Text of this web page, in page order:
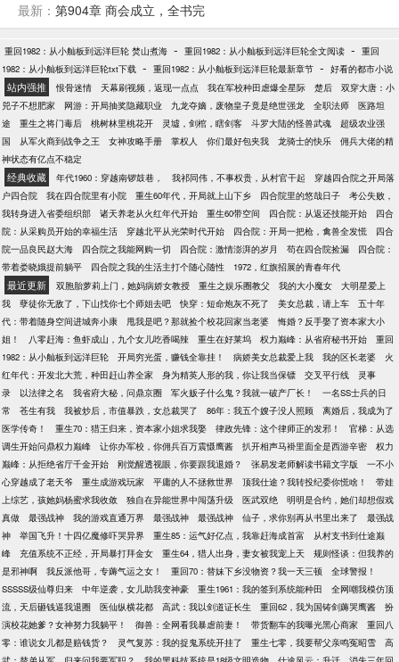
最新： 第904章 商会成立，全书完
重回1982：从小舢板到远洋巨轮 焚山煮海 - 重回1982：从小舢板到远洋巨轮全文阅读 - 重回
1982：从小舢板到远洋巨轮txt下载 - 重回1982：从小舢板到远洋巨轮最新章节 - 好看的都市小说
站内强推 恨骨迷情 天幕刷视频，返现一点点 我在军校种田虐爆全星际 楚后
双穿大唐：小
兕子不想肥家
网游：开局抽奖隐藏职业 九龙夺嫡，废物皇子竟是绝世强龙 全职法师
医路坦
途
重生之将门毒后 桃树林里桃花开 灵墟，剑棺，瞎剑客 斗罗大陆的怪兽武魂
超级农业强
国
从军火商到战争之王 女神攻略手册 掌权人 你们最好包夹我 龙骑士的快乐
佣兵大佬的精
神状态有亿点不稳定
经典收藏 年代1960：穿越南锣鼓巷， 我祁同伟，不事权贵，从村官干起
穿越四合院之开局落
户四合院
我在四合院里有小院 重生60年代，开局就上山下乡 四合院里的悠哉日子
考公失败，
我转身进入省委组织部
诸天养老从火红年代开始 重生60带空间 四合院：从返还技能开始
四合
院：从采购员开始的幸福生活
穿越北平从光荣时代开始 四合院：开局一把枪，禽兽全发慌
四合
院一品良民赵大海
四合院之我能网购一切 四合院：激情澎湃的岁月 苟在四合院捡漏
四合院：
带着娄晓娥提前躺平
四合院之我的生活主打个随心随性 1972，红旗招展的青春年代
最近更新 双胞胎萝莉上门，她妈病娇女教授 重生之娱乐圈教父 我的大小魔女
大明星爱上
我
孽徒你无敌了，下山找你七个师姐去吧 快穿：短命炮灰不死了 美女总裁，请上车
五十年
代：带着随身空间进城奔小康
甩我是吧？那就捡个校花回家当老婆
悔婚？反手娶了资本家大小
姐！
八零赶海：鱼虾成山，九个女儿吃香喝辣 重生在好莱坞 权力巅峰：从省府秘书开始
重回
1982：从小舢板到远洋巨轮
开局穷光蛋，赚钱全靠挂！ 病娇美女总裁爱上我 我的区长老婆
火
红年代：开发北大荒，种田赶山养全家
身为精英人形的我，你让我当保镖 交叉平行线
灵事
录
以法律之名 我省府大秘，问鼎京圈 军火贩子什么鬼？我就一破产厂长！
一名SS士兵的日
常
苍生有我 我被炒后，市值暴跌，女总裁哭了 86年：我五个嫂子没人照顾
离婚后，我成为了
医学传奇！
重生70：猎王归来，资本家小姐求我娶 律政先锋：这个律师正的发邪！
官梯：从选
调生开始问鼎权力巅峰
让你办军校，你佣兵百万震慑鹰酱 扒开相声马褂里面全是西游辛密
权力
巅峰：从拒绝省厅千金开始
刚觉醒透视眼，你要跟我退婚？ 张易发老师解读书籍文字版
一不小
心穿越成了老天爷
重生成游戏玩家 平庸的人不拯救世界 顶我仕途？我转投纪委你慌啥！
带娃
上综艺，孩她妈杨蜜求我收敛
独自在异能世界中闯荡升级 医武双绝
明明是合约，她们却想假戏
真做
最强战神 我的游戏直通万界 最强战神 最强战神 仙子，求你别再从书里出来了
最强战
神
举国飞升！十四亿魔修吓哭异界 重生85：运气好亿点，我靠赶海成首富
从村支书到仕途巅
峰
充值系统不正经，开局暴打拜金女 重生64，猎人出身，妻女被我宠上天
规则怪谈：但我养的
是邪神啊
我反派他哥，专薅气运之女！ 重回70：替妹下乡没物资？我一天三顿
全球警报！
SSSSS级仙尊归来
中年逆袭，女儿助我变神豪 重生1961：我的签到系统能种田
全网嘲我模仿顶
流，天后砸钱逼我退圈
医仙纵横花都 高武：我以剑道证长生 重回62，我为国铸剑薅哭鹰酱
扮
演校花她爹？女神努力我躺平！
御兽：全网看我暴虐前妻！ 带货翻车的我曝光黑心商家
重回八
零：谁说女儿都是赔钱货？
灵气复苏：我的捉鬼系统开挂了 重生七零，我要帮父亲鸣冤昭雪
高